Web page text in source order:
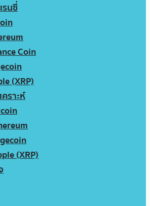
รนซี่
Coin
(XRP)
ราะห์
(XRP)